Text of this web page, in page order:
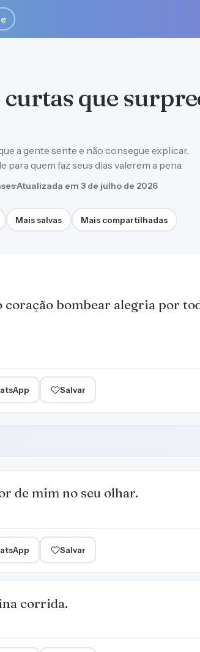
que
a gente sente e não consegue explicar.
para quem faz seus dias valerem a pena.
·Atualizada em 3 de julho de 2026
Mais salvas Mais compartilhadas
coração bombear alegria por
Salvar
de mim no seu olhar.
Salvar
corrida.